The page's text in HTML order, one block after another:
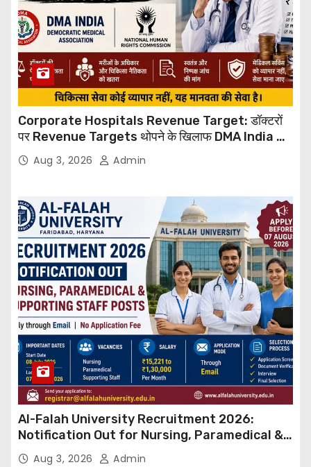
Corporate Hospitals Revenue Target: डॉक्टरों
पर Revenue Targets थोपने के खिलाफ DMA India का
बड़ा कदम, NHRC से Suo Motu जांच की मांग
Aug 3, 2026 Admin
Al-Falah University Recruitment 2026:
Notification Out for Nursing, Paramedical &
Supporting Staff Posts, Apply Through Email
Aug 3, 2026 Admin